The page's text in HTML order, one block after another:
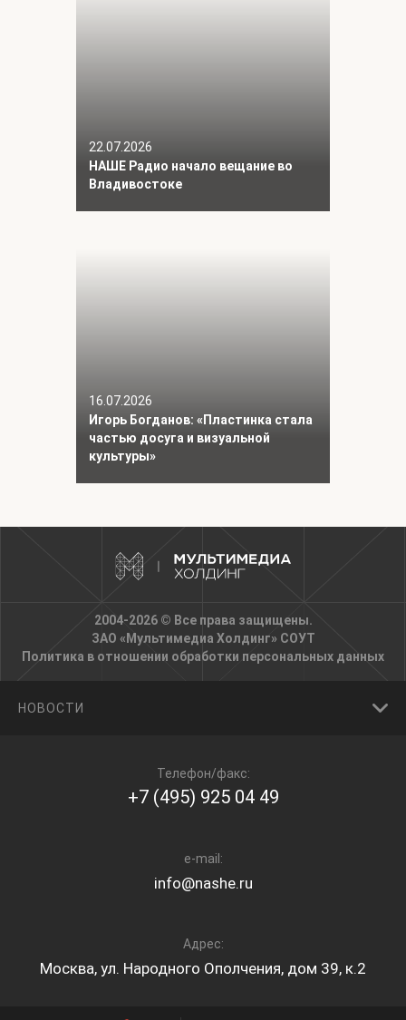
22.07.2026
НАШЕ Радио начало вещание во
Владивостоке
16.07.2026
Игорь Богданов: «Пластинка стала
частью досуга и визуальной
культуры»
2004-2026 © Все права защищены.
ЗАО «Мультимедиа Холдинг» СОУТ
Политика в отношении обработки персональных данных
НОВОСТИ
Телефон/факс:
+7 (495) 925 04 49
e-mail:
info@nashe.ru
Адрес:
Москва, ул. Народного Ополчения, дом 39, к.2